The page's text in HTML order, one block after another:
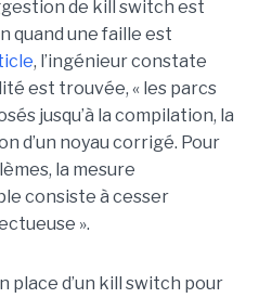
de kill switch est
quand une faille est
, l’ingénieur constate
est trouvée, « les parcs
jusqu’à la compilation, la
d’un noyau corrigé. Pour
la mesure
consiste à cesser
».
place d’un kill switch pour